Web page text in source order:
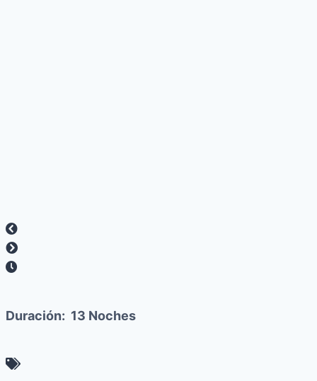
Duración: 13 Noches